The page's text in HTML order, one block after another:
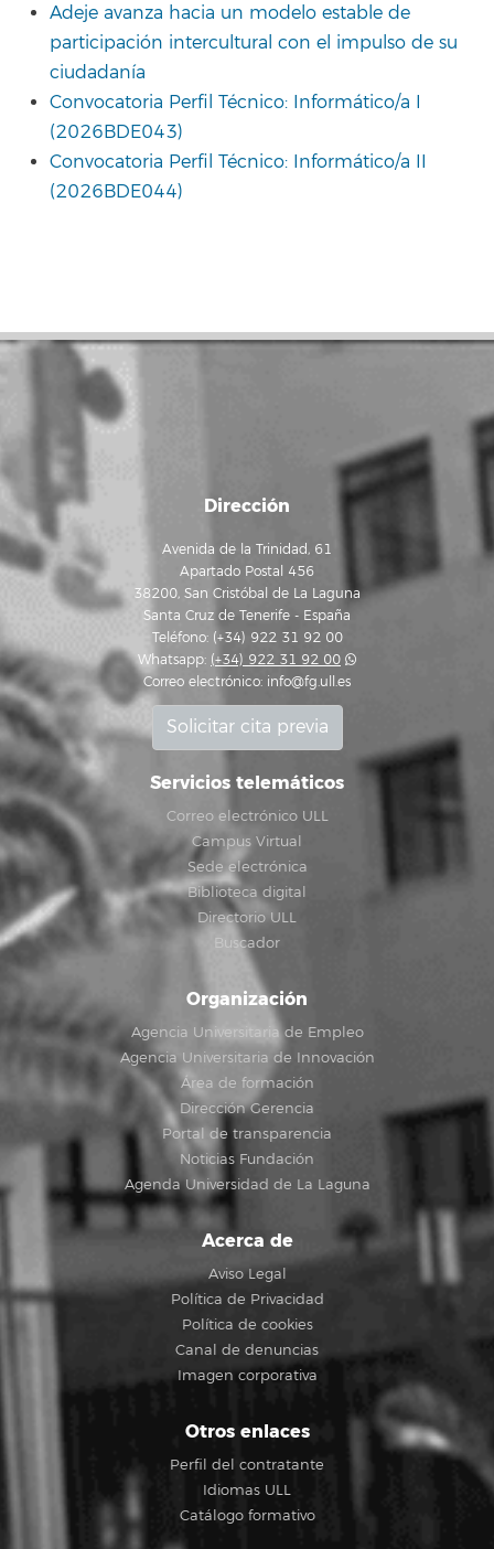
Adeje avanza hacia un modelo estable de
participación intercultural con el impulso de su
ciudadanía
Convocatoria Perfil Técnico: Informático/a I
(2026BDE043)
Convocatoria Perfil Técnico: Informático/a II
(2026BDE044)
Dirección
Avenida de la Trinidad, 61
Apartado Postal 456
38200, San Cristóbal de La Laguna
Santa Cruz de Tenerife - España
Teléfono: (+34) 922 31 92 00
Whatsapp: (+34) 922 31 92 00
Correo electrónico: info@fg.ull.es
Solicitar cita previa
Servicios telemáticos
Correo electrónico ULL
Campus Virtual
Sede electrónica
Biblioteca digital
Directorio ULL
Buscador
Organización
Agencia Universitaria de Empleo
Agencia Universitaria de Innovación
Área de formación
Dirección Gerencia
Portal de transparencia
Noticias Fundación
Agenda Universidad de La Laguna
Acerca de
Aviso Legal
Política de Privacidad
Política de cookies
Canal de denuncias
Imagen corporativa
Otros enlaces
Perfil del contratante
Idiomas ULL
Catálogo formativo